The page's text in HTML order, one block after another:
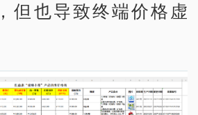
但也导致终端价格虚